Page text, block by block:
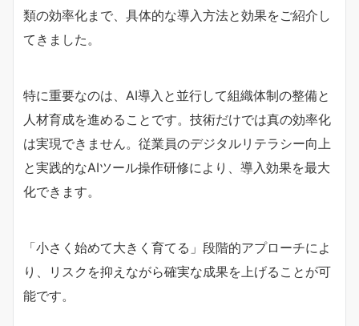
類の効率化まで、具体的な導入方法と効果をご紹介し
てきました。
特に重要なのは、AI導入と並行して組織体制の整備と
人材育成を進めることです。技術だけでは真の効率化
は実現できません。従業員のデジタルリテラシー向上
と実践的なAIツール操作研修により、導入効果を最大
化できます。
「小さく始めて大きく育てる」段階的アプローチによ
り、リスクを抑えながら確実な成果を上げることが可
能です。